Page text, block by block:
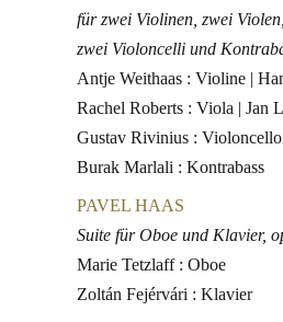
für zwei Violinen, zwei Violen,
zwei Violoncelli und
Antje Weithaas : Violine |
Rachel Roberts : Viola | Jan
Gustav Rivinius :
Burak Marlali : Kontrabass
PAVEL HAAS
Suite für Oboe und Klavier,
Marie Tetzlaff : Oboe
Zoltán Fejérvári : Klavier